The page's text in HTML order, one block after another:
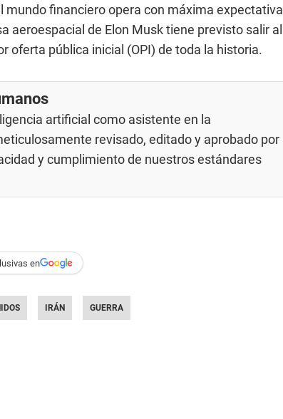
mundo financiero opera con máxima expectativa
aeroespacial de Elon Musk tiene previsto salir al
oferta pública inicial (OPI) de toda la historia.
artificial como asistente en la
revisado, editado y aprobado por
y cumplimiento de nuestrosestándares
en
IRÁN GUERRA